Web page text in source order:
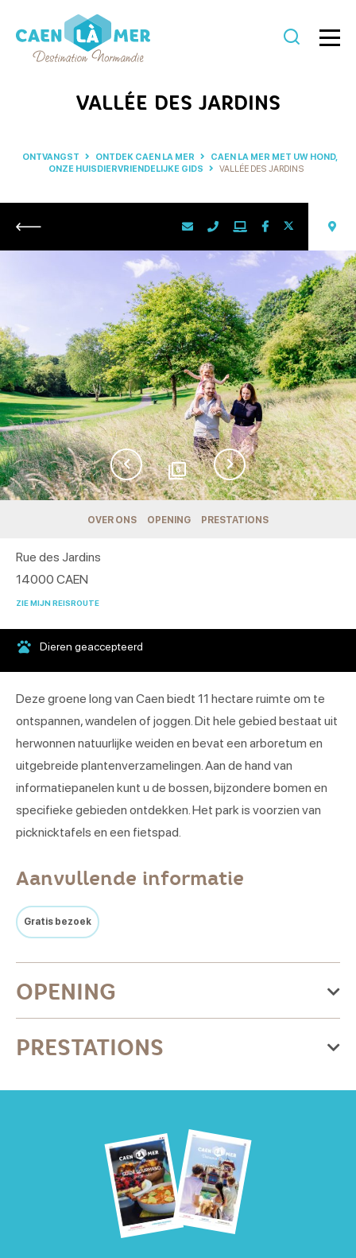
VALLÉE DES JARDINS
ONTVANGST ONTDEK CAEN LA MER
CAEN LA MER MET UW HOND,
ONZE HUISDIERVRIENDELIJKE GIDS
VALLÉE DES JARDINS
Retour
6
OVER ONS OPENING PRESTATIONS
Rue des Jardins
14000 CAEN
ZIE MIJN REISROUTE
Dieren geaccepteerd
Deze groene long van Caen biedt 11 hectare ruimte om te
ontspannen, wandelen of joggen. Dit hele gebied bestaat uit
herwonnen natuurlijke weiden en bevat een arboretum en
uitgebreide plantenverzamelingen. Aan de hand van
informatiepanelen kunt u de bossen, bijzondere bomen en
specifieke gebieden ontdekken. Het park is voorzien van
picknicktafels en een fietspad.
Aanvullende informatie
Gratis bezoek
OPENING
Van donderdag 01 januari 2026
naar donderdag 31 december
Open
Dinsdag
Open
Woensdag
PRESTATIONS
Uitrusting
Toilet